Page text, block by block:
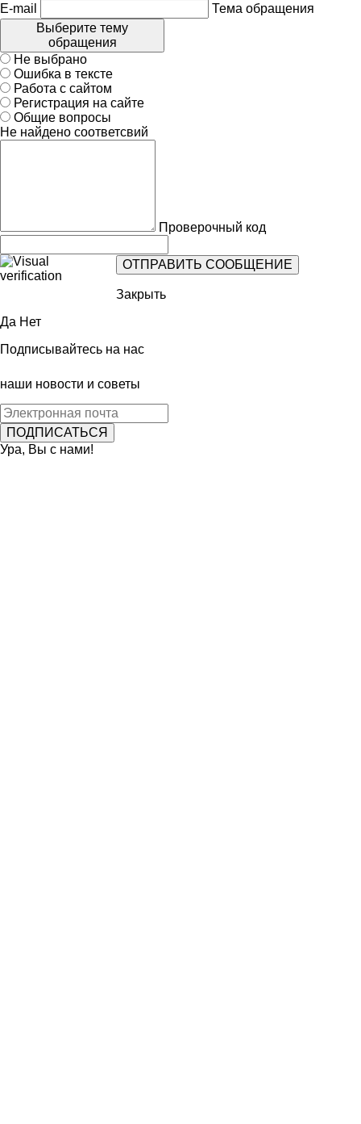
E-mail
Тема обращения
Выберите тему
обращения
Не выбрано
Ошибка в тексте
Работа с сайтом
Регистрация на сайте
Общие вопросы
Не найдено соответсвий
Проверочный код
Закрыть
Да Нет
Подписывайтесь на нас
наши новости и советы
Ура, Вы с нами!